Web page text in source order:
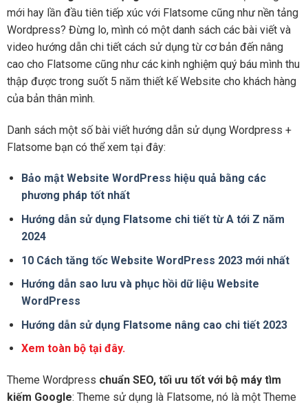
mới hay lần đầu tiên tiếp xúc với Flatsome cũng như nền tảng
Wordpress? Đừng lo, mình có một danh sách các bài viết và
video hướng dẫn chi tiết cách sử dụng từ cơ bản đến nâng
cao cho Flatsome cũng như các kinh nghiệm quý báu mình thu
thập được trong suốt 5 năm thiết kế Website cho khách hàng
của bản thân mình.
Danh sách một số bài viết hướng dẫn sử dụng Wordpress +
Flatsome bạn có thể xem tại đây:
Bảo mật Website WordPress hiệu quả bằng các
phương pháp tốt nhất
Hướng dẫn sử dụng Flatsome chi tiết từ A tới Z năm
2024
10 Cách tăng tốc Website WordPress 2023 mới nhất
Hướng dẫn sao lưu và phục hồi dữ liệu Website
WordPress
Hướng dẫn sử dụng Flatsome nâng cao chi tiết 2023
Xem toàn bộ tại đây.
Theme Wordpress chuẩn SEO, tối ưu tốt với bộ máy tìm
kiếm Google: Theme sử dụng là Flatsome, nó là một Theme